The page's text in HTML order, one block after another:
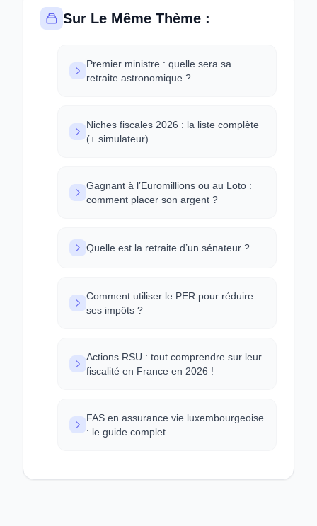
Sur Le Même Thème :
Premier ministre : quelle sera sa
retraite astronomique ?
Niches fiscales 2026 : la liste complète
(+ simulateur)
Gagnant à l’Euromillions ou au Loto :
comment placer son argent ?
Quelle est la retraite d’un sénateur ?
Comment utiliser le PER pour réduire
ses impôts ?
Actions RSU : tout comprendre sur leur
fiscalité en France en 2026 !
FAS en assurance vie luxembourgeoise
: le guide complet